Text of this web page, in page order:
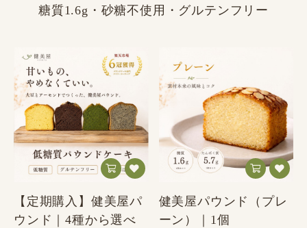
糖質1.6g・砂糖不使用・グルテンフリー
【定期購入】健美屋パ
ウンド｜4種から選べ
健美屋パウンド（プレ
ーン）｜1個